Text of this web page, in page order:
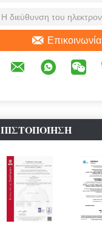
Επικοινωνία
ΠΙΣΤΟΠΟΊΗΣΗ